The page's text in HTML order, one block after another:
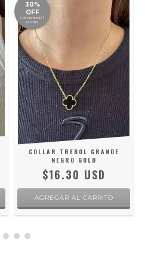
30%
OFF
comprando 1
o más
COLLAR TREBOL GRANDE
NEGRO GOLD
$16.30 USD